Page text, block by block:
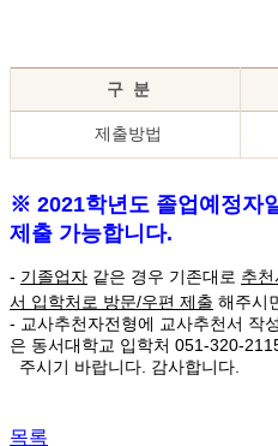
구 분
제출방법
※ 2021학년도 졸업예정자
제출 가능합니다.
- 기졸업자 같은 경우 기존대로 추
서 입학처로 방문/우편 제출 해주시
- 교사추천자전형에 교사추천서 작
은 동서대학교 입학처 051-320-
주시기 바랍니다. 감사합니다.
목록